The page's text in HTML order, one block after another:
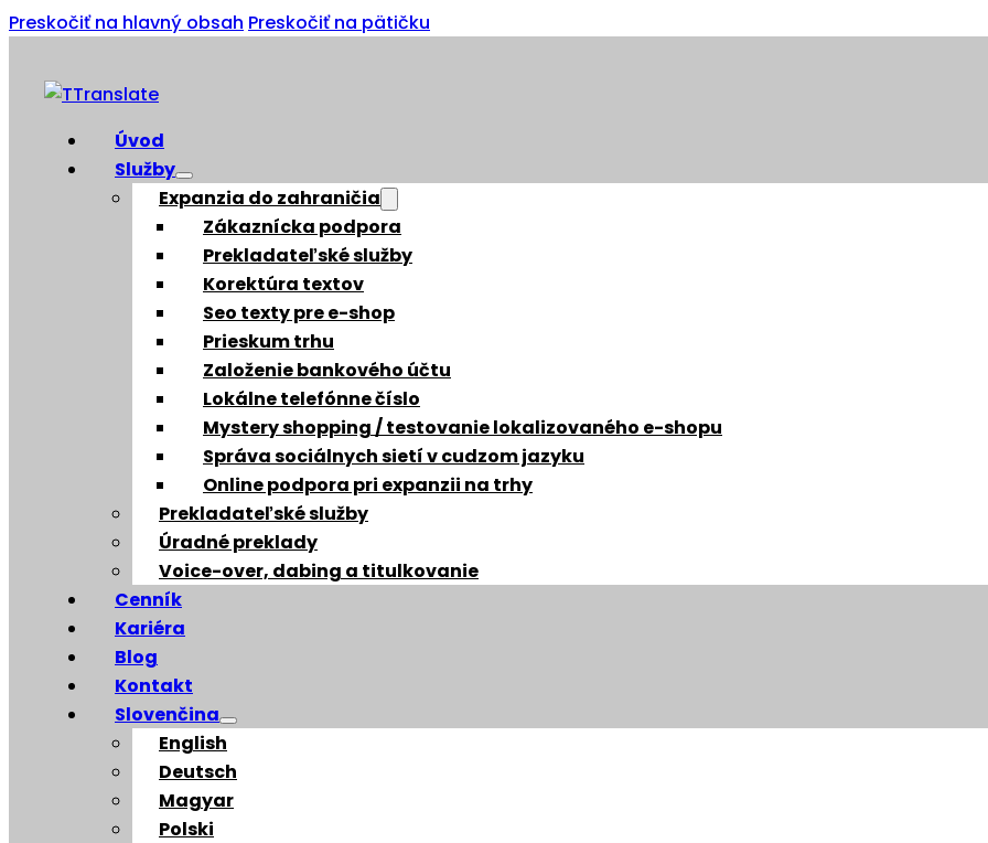
Preskočiť na hlavný obsah Preskočiť na pätičku
Úvod
Služby
Expanzia do zahraničia
Zákaznícka podpora
Prekladateľské služby
Korektúra textov
Seo texty pre e-shop
Prieskum trhu
Založenie bankového účtu
Lokálne telefónne číslo
Mystery shopping / testovanie lokalizovaného e-shopu
Správa sociálnych sietí v cudzom jazyku
Online podpora pri expanzii na trhy
Prekladateľské služby
Úradné preklady
Voice-over, dabing a titulkovanie
Cenník
Kariéra
Blog
Kontakt
Slovenčina
English
Deutsch
Magyar
Polski